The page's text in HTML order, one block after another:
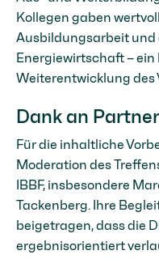
Kollegen gaben
Ausbildungsarbeit
Energiewirtschaft – ein
Weiterentwicklung
Dank an
Für die inhaltliche
Moderation des
IBBF, insbesondere
Tackenberg. Ihre
beigetragen, dass die
ergebnisorientiert